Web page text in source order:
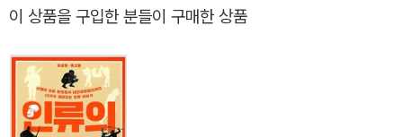
고학자가 유물을 발굴하는 과정에서 겪은 직접 체험과 그를 통해 깨
닫게 된 생생한 삶의 지혜가 녹아 있다. 여기에는 삶의 희로애락이 있
고, 과거로부터 현재에 이어지는 역사의 계보가 있으며, 우리 인류가
살아갈 미래를 향한 애정 어린 제언이 들어 있다. 과거의 유물은 단순
한 화석이나 골동품을 떠나 현재의 인류를 있게 한 흔적이자 발자취
이 상품을 구입한 분들이 구매한 상품